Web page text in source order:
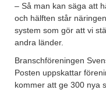
– Så man kan säga att
och hälften står
system som gör att vi
andra länder.
Branschföreningen
Posten uppskattar
kommer att ge 300 nya